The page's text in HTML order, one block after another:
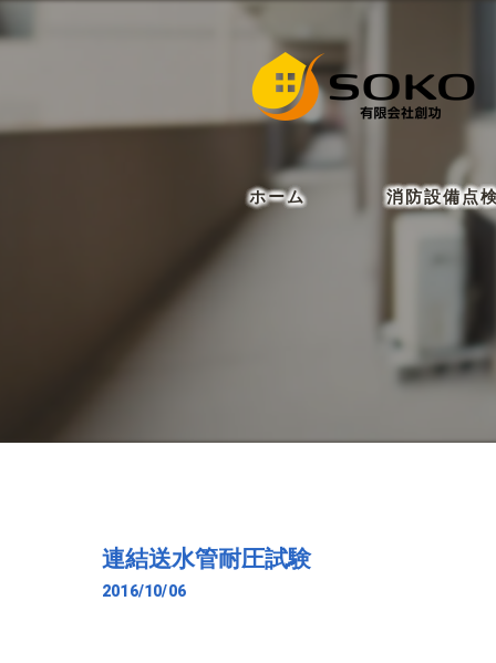
ホーム 消防設備点
連結送水管耐圧試験
2016/10/06